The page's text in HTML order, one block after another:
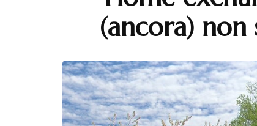
(ancora) non